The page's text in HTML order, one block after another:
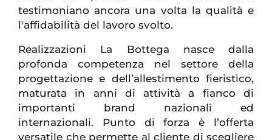
testimoniano ancora una volta la qualità e
l'affidabilità del lavoro svolto.
Realizzazioni La Bottega nasce dalla
profonda competenza nel settore della
progettazione e dell’allestimento fieristico,
maturata in anni di attività a fianco di
importanti brand nazionali ed
internazionali. Punto di forza è l’offerta
versatile che permette al cliente di scegliere